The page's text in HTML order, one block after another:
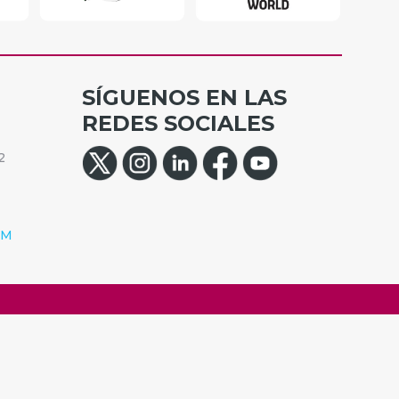
SÍGUENOS EN LAS
REDES SOCIALES